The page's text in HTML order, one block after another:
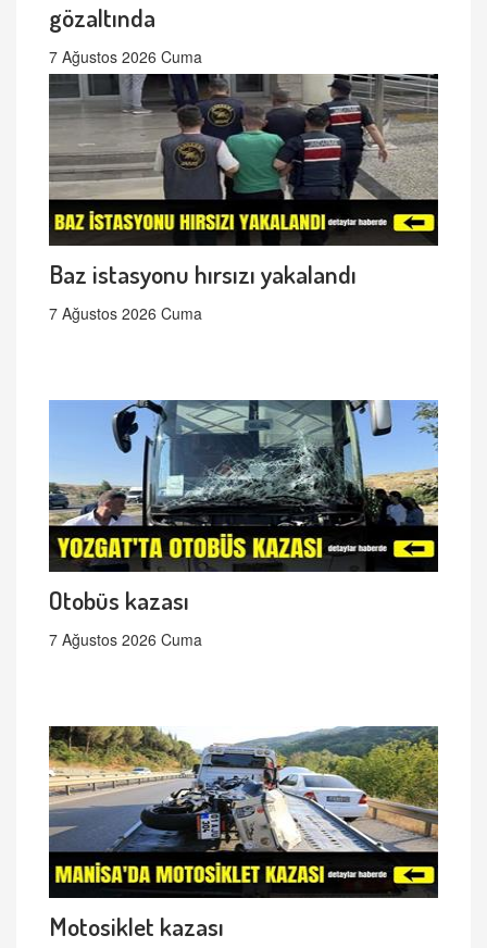
gözaltında
7 Ağustos 2026 Cuma
Baz istasyonu hırsızı yakalandı
7 Ağustos 2026 Cuma
Otobüs kazası
7 Ağustos 2026 Cuma
Motosiklet kazası